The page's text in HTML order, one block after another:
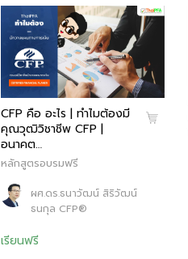
CFP คือ อะไร | ทำไมต้องมี
คุณวุฒิวิชาชีพ CFP |
อนาคต…
หลักสูตรอบรมฟรี
ผศ.ดร.ธนาวัฒน์ สิริวัฒน์
ธนกุล CFP®
เรียนฟรี